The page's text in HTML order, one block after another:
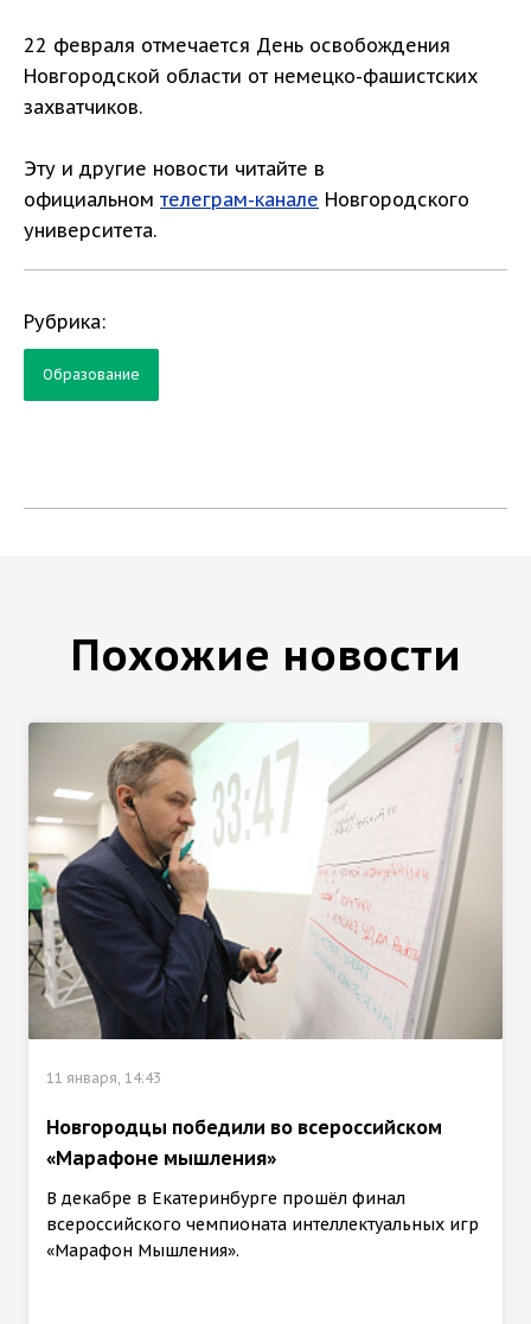
22 февраля отмечается День освобождения
Новгородской области от немецко-фашистских
захватчиков.
Эту и другие новости читайте в
официальном телеграм-канале Новгородского
университета.
Рубрика:
Образование
Похожие новости
11 января, 14:43
Новгородцы победили во всероссийском
«Марафоне мышления»
В декабре в Екатеринбурге прошёл финал
всероссийского чемпионата интеллектуальных игр
«Марафон Мышления».